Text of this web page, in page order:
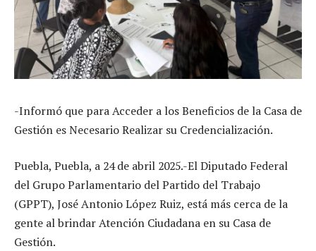
-Informó que para Acceder a los Beneficios de la Casa de
Gestión es Necesario Realizar su Credencialización.
Puebla, Puebla, a 24 de abril 2025.-El Diputado Federal
del Grupo Parlamentario del Partido del Trabajo
(GPPT), José Antonio López Ruiz, está más cerca de la
gente al brindar Atención Ciudadana en su Casa de
Gestión.